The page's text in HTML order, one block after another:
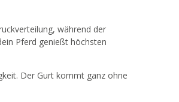
während der
Pferd genießt höchsten
Der Gurt kommt ganz ohne